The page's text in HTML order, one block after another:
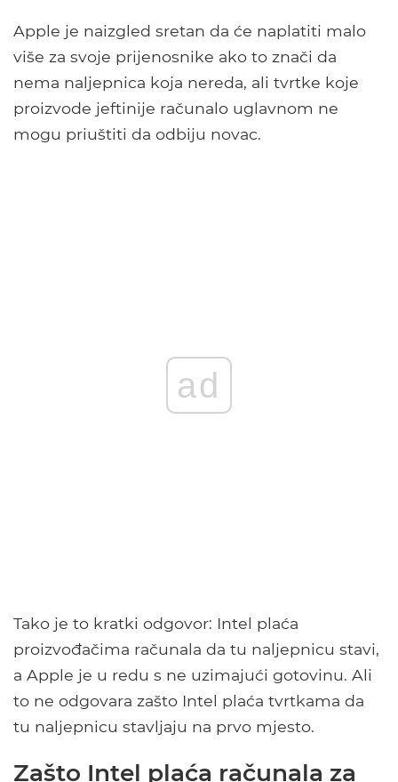
Apple je naizgled sretan da će naplatiti malo
više za svoje prijenosnike ako to znači da
nema naljepnica koja nereda, ali tvrtke koje
proizvode jeftinije računalo uglavnom ne
mogu priuštiti da odbiju novac.
ad
Tako je to kratki odgovor: Intel plaća
proizvođačima računala da tu naljepnicu stavi,
a Apple je u redu s ne uzimajući gotovinu. Ali
to ne odgovara zašto Intel plaća tvrtkama da
tu naljepnicu stavljaju na prvo mjesto.
Zašto Intel plaća računala za